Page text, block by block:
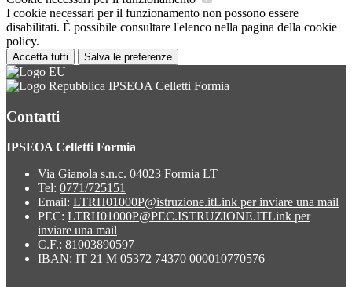
I cookie necessari per il funzionamento non possono essere
disabilitati. È possibile consultare l'elenco nella pagina della cookie
policy.
Accetta tutti Salva le preferenze
IPSEOA Celletti Formia
Contatti
IPSEOA Celletti Formia
Via Gianola s.n.c. 04023 Formia LT
Tel: 0771/725151
Email: LTRH01000P@istruzione.itLink per inviare una mail
PEC: LTRH01000P@PEC.ISTRUZIONE.ITLink per
inviare una mail
C.F.: 81003890597
IBAN: IT 21 M 05372 74370 000010770576